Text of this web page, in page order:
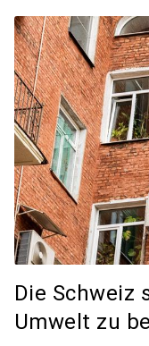
Die Schweiz
Umwelt zu